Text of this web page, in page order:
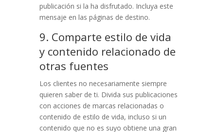
publicación si la ha disfrutado. Incluya este
mensaje en las páginas de destino.
9. Comparte estilo de vida
y contenido relacionado de
otras fuentes
Los clientes no necesariamente siempre
quieren saber de ti. Divida sus publicaciones
con acciones de marcas relacionadas o
contenido de estilo de vida, incluso si un
contenido que no es suyo obtiene una gran